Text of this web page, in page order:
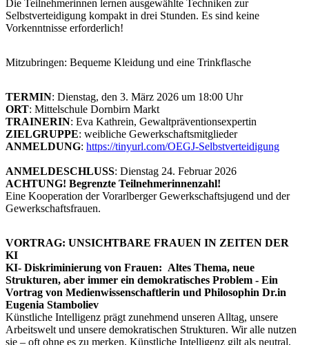
Die Teilnehmerinnen lernen ausgewählte Techniken zur
Selbstverteidigung kompakt in drei Stunden. Es sind keine
Vorkenntnisse erforderlich!
Mitzubringen: Bequeme Kleidung und eine Trinkflasche
TERMIN: Dienstag, den 3. März 2026 um 18:00 Uhr
ORT: Mittelschule Dornbirn Markt
TRAINERIN: Eva Kathrein, Gewaltpräventionsexpertin
ZIELGRUPPE: weibliche Gewerkschaftsmitglieder
ANMELDUNG: https://tinyurl.com/OEGJ-Selbstverteidigung
ANMELDESCHLUSS: Dienstag 24. Februar 2026
ACHTUNG! Begrenzte Teilnehmerinnenzahl!
Eine Kooperation der Vorarlberger Gewerkschaftsjugend und der
Gewerkschaftsfrauen.
VORTRAG: UNSICHTBARE FRAUEN IN ZEITEN DER
KI
KI- Diskriminierung von Frauen: Altes Thema, neue
Strukturen, aber immer ein demokratisches Problem - Ein
Vortrag von Medienwissenschaftlerin und Philosophin Dr.in
Eugenia Stamboliev
Künstliche Intelligenz prägt zunehmend unseren Alltag, unsere
Arbeitswelt und unsere demokratischen Strukturen. Wir alle nutzen
sie – oft ohne es zu merken. Künstliche Intelligenz gilt als neutral,